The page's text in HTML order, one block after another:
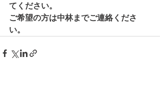
てください。
ご希望の方は中林までご連絡くださ
い。